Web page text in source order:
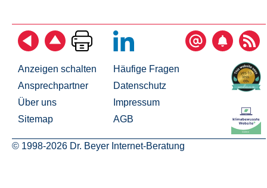
Anzeigen schalten
Ansprechpartner
Über uns
Sitemap
Häufige Fragen
Datenschutz
Impressum
AGB
© 1998-2026 Dr. Beyer Internet-Beratung